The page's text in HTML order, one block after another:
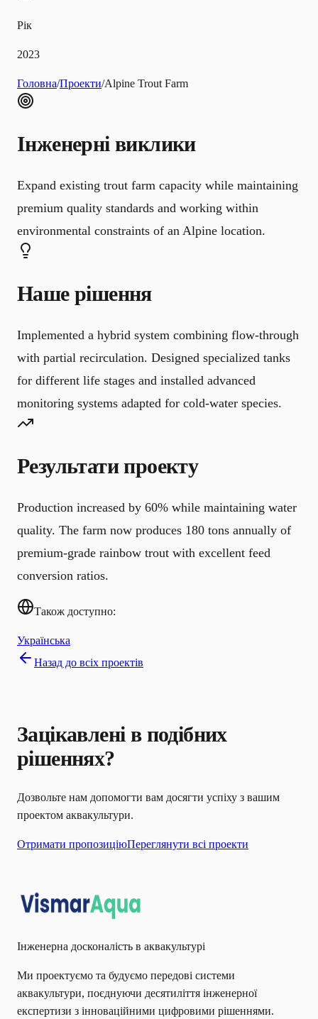
Рік
2023
Головна/Проекти/Alpine Trout Farm
Інженерні виклики
Expand existing trout farm capacity while maintaining
premium quality standards and working within
environmental constraints of an Alpine location.
Наше рішення
Implemented a hybrid system combining flow-through
with partial recirculation. Designed specialized tanks
for different life stages and installed advanced
monitoring systems adapted for cold-water species.
Результати проекту
Production increased by 60% while maintaining water
quality. The farm now produces 180 tons annually of
premium-grade rainbow trout with excellent feed
conversion ratios.
Також доступно:
Українська
Назад до всіх проектів
Зацікавлені в подібних
рішеннях?
Дозвольте нам допомогти вам досягти успіху з вашим
проектом аквакультури.
Отримати пропозиціюПереглянути всі проекти
Інженерна досконалість в аквакультурі
Ми проектуємо та будуємо передові системи
аквакультури, поєднуючи десятиліття інженерної
експертизи з інноваційними цифровими рішеннями.